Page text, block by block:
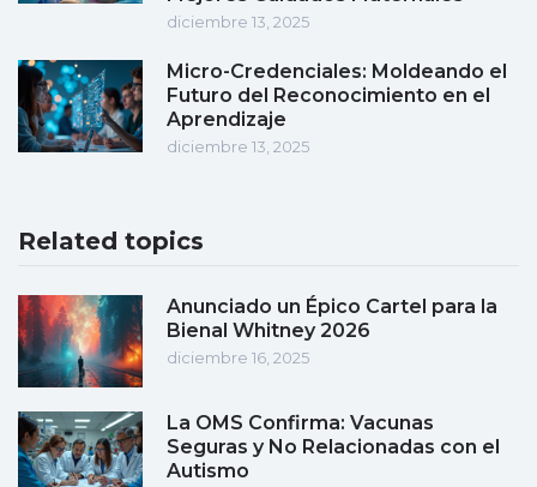
diciembre 13, 2025
Micro-Credenciales: Moldeando el
Futuro del Reconocimiento en el
Aprendizaje
diciembre 13, 2025
Related topics
Anunciado un Épico Cartel para la
Bienal Whitney 2026
diciembre 16, 2025
La OMS Confirma: Vacunas
Seguras y No Relacionadas con el
Autismo